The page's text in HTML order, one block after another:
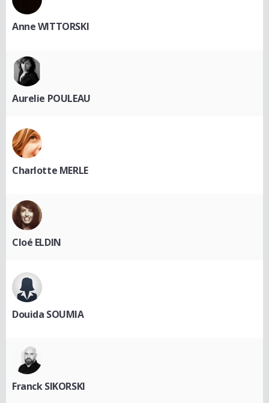
Anne WITTORSKI
Aurelie POULEAU
Charlotte MERLE
Cloé ELDIN
Douida SOUMIA
Franck SIKORSKI